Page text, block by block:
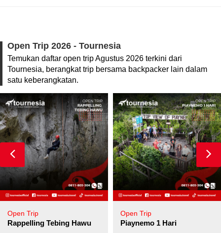
Open Trip 2026 - Tournesia
Temukan daftar open trip Agustus 2026 terkini dari
Tournesia, berangkat trip bersama backpacker lain dalam
satu keberangkatan.
Open Trip
Rappelling Tebing Hawu
Open Trip
Piaynemo 1 Hari